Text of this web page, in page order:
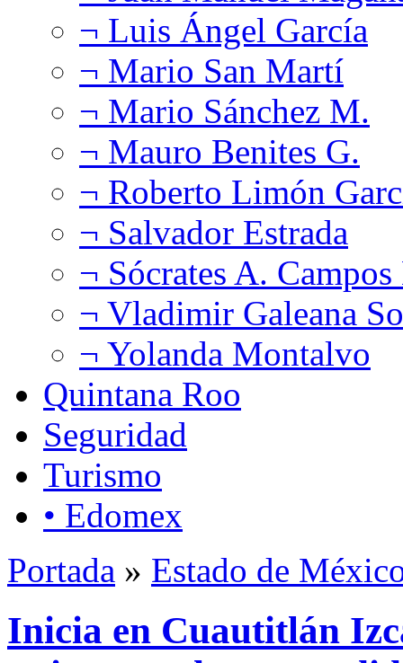
¬ Luis Ángel García
¬ Mario San Martí
¬ Mario Sánchez M.
¬ Mauro Benites G.
¬ Roberto Limón
¬ Salvador Estrada
¬ Sócrates A.
¬ Vladimir Galeana
¬ Yolanda Montalvo
Quintana Roo
Seguridad
Turismo
• Edomex
Portada » Estado de
Inicia en Cuautitlán